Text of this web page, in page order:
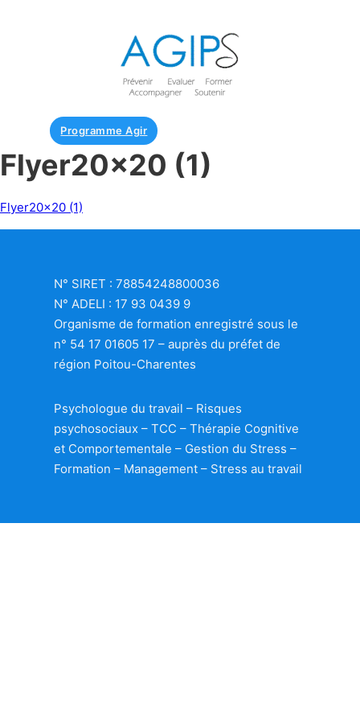
Programme Agir
Flyer20x20 (1)
Flyer20x20 (1)
N° SIRET : 78854248800036
N° ADELI : 17 93 0439 9
Organisme de formation enregistré sous le
n° 54 17 01605 17 – auprès du préfet de
région Poitou-Charentes
Psychologue du travail – Risques
psychosociaux – TCC – Thérapie Cognitive
et Comportementale – Gestion du Stress –
Formation – Management – Stress au travail